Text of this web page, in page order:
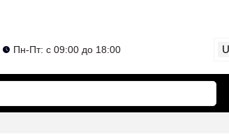
Пн-Пт: с 09:00 до 18:00